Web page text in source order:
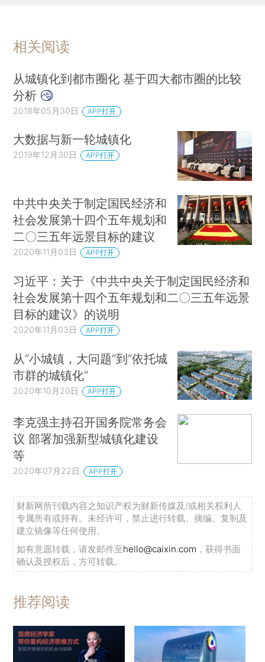
相关阅读
从城镇化到都市圈化 基于四大都市圈的比较
分析
2018年05月30日 APP打开
大数据与新一轮城镇化
2019年12月30日 APP打开
中共中央关于制定国民经济和
社会发展第十四个五年规划和
二〇三五年远景目标的建议
2020年11月03日 APP打开
习近平：关于《中共中央关于制定国民经济和
社会发展第十四个五年规划和二〇三五年远景
目标的建议》的说明
2020年11月03日 APP打开
从“小城镇，大问题”到“依托城
市群的城镇化”
2020年10月20日 APP打开
李克强主持召开国务院常务会
议 部署加强新型城镇化建设
等
2020年07月22日 APP打开
财新网所刊载内容之知识产权为财新传媒及/或相关权利人
专属所有或持有。未经许可，禁止进行转载、摘编、复制及
建立镜像等任何使用。
如有意愿转载，请发邮件至hello@caixin.com ，获得书面
确认及授权后，方可转载。
推荐阅读